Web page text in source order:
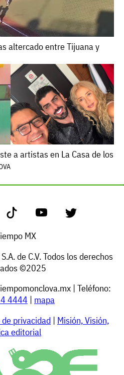
altercado entre Tijuana y
a artistas en La Casa de los
MX
de C.V. Todos los derechos
©2025
| Teléfono:
4444 | mapa
privacidad | Misión, Visión,
editorial